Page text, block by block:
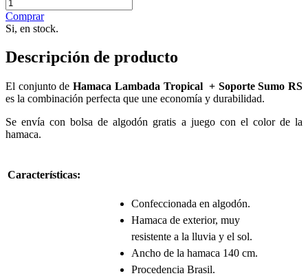
Comprar
Si, en stock.
Descripción de producto
El conjunto deHamaca Lambada Tropical + Soporte Sumo RS
es la combinación perfecta que une economía y durabilidad.
Se envía con bolsa de algodón gratis a juego con el color de la
hamaca.
Características:
Confeccionada en algodón.
Hamaca de exterior, muy
resistente a la lluvia y el sol.
Ancho de la hamaca 140 cm.
Procedencia Brasil.